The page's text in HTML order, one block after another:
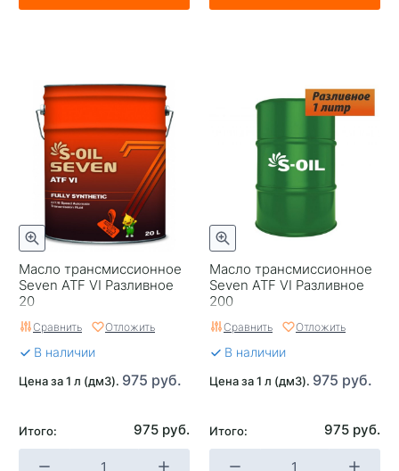
Масло трансмиссионное
Seven ATF VI Разливное
20
Сравнить Отложить
В наличии
Цена за 1 л (дм3). 975 руб.
Итого: 975 руб.
Масло трансмиссионное
Seven ATF VI Разливное
200
Сравнить Отложить
В наличии
Цена за 1 л (дм3). 975 руб.
Итого: 975 руб.